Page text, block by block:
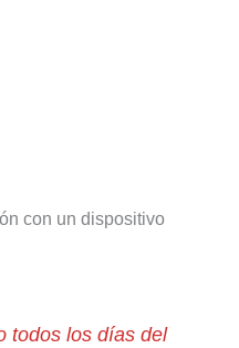
con un dispositivo
todos los días del